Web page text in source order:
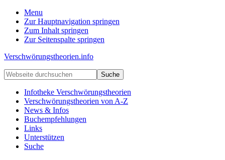
Menu
Zur Hauptnavigation springen
Zum Inhalt springen
Zur Seitenspalte springen
Verschwörungstheorien.info
Beiträge
zu
Merkmalen,
Funktionen
Risiken
konspirationistischen
Denkens
Webseite
durchsuchen
Infotheke Verschwörungstheorien
Verschwörungstheorien von A-Z
News & Infos
Buchempfehlungen
Links
Unterstützen
Suche